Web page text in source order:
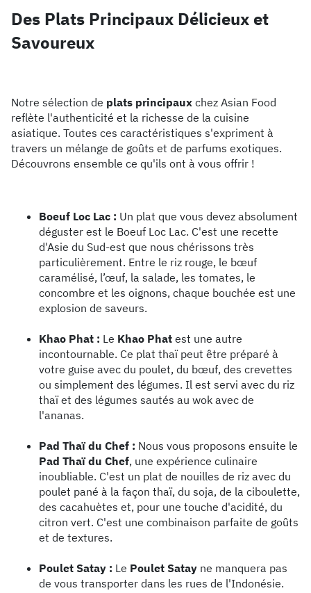
Des Plats Principaux Délicieux et
Savoureux
Notre sélection de plats principaux chez Asian Food
reflète l'authenticité et la richesse de la cuisine
asiatique. Toutes ces caractéristiques s'expriment à
travers un mélange de goûts et de parfums exotiques.
Découvrons ensemble ce qu'ils ont à vous offrir !
Boeuf Loc Lac : Un plat que vous devez absolument
déguster est le Boeuf Loc Lac. C'est une recette
d'Asie du Sud-est que nous chérissons très
particulièrement. Entre le riz rouge, le bœuf
caramélisé, l’œuf, la salade, les tomates, le
concombre et les oignons, chaque bouchée est une
explosion de saveurs.
Khao Phat : Le Khao Phat est une autre
incontournable. Ce plat thaï peut être préparé à
votre guise avec du poulet, du bœuf, des crevettes
ou simplement des légumes. Il est servi avec du riz
thaï et des légumes sautés au wok avec de
l'ananas.
Pad Thaï du Chef : Nous vous proposons ensuite le
Pad Thaï du Chef, une expérience culinaire
inoubliable. C'est un plat de nouilles de riz avec du
poulet pané à la façon thaï, du soja, de la ciboulette,
des cacahuètes et, pour une touche d'acidité, du
citron vert. C'est une combinaison parfaite de goûts
et de textures.
Poulet Satay : Le Poulet Satay ne manquera pas
de vous transporter dans les rues de l'Indonésie.